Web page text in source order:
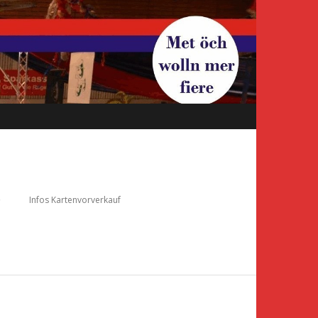
Infos Kartenvorverkauf